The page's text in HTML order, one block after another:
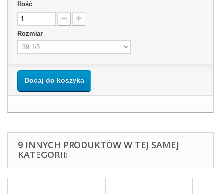
Ilość
Rozmiar
Dodaj do koszyka
9 INNYCH PRODUKTÓW W TEJ SAMEJ
KATEGORII: